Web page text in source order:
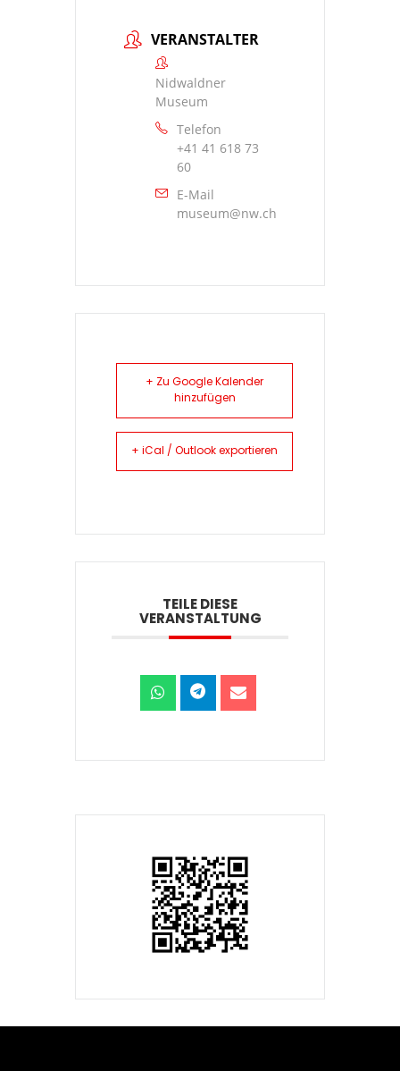
VERANSTALTER
Nidwaldner
Museum
Telefon
+41 41 618 73
60
E-Mail
museum@nw.ch
+ Zu Google Kalender
hinzufügen
+ iCal / Outlook exportieren
TEILE DIESE
VERANSTALTUNG